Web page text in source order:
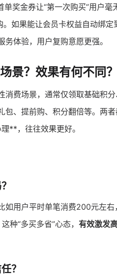
奖金券让“第一次购买”用户毫
如果能让会员卡权益自动绑定
务体验，用户复购意愿更强。
景？效果有何不同？
消费场景，通常仅领取基础积分
包、提前购、积分翻倍等。两
**，往往效果更好。
如用户平时单笔消费200元左
种“多买多省”心态， 有效激发
？